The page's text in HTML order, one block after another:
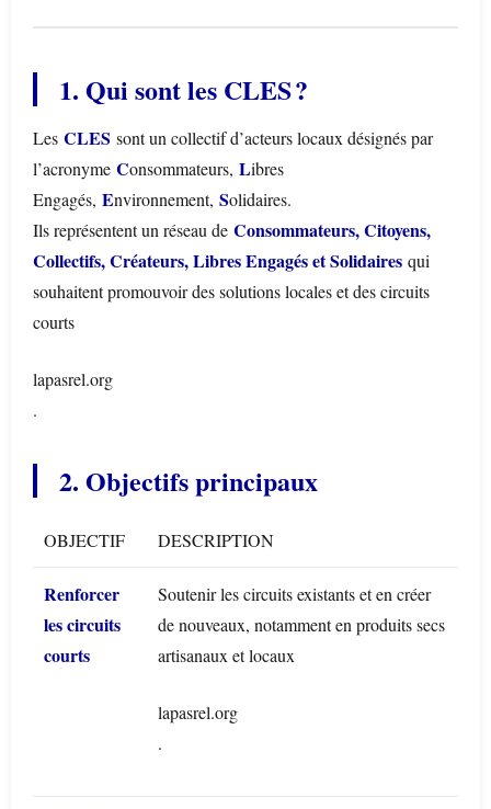
1. Qui sont les CLES ?
Les CLES sont un collectif d’acteurs locaux désignés par
l’acronyme Consommateurs, Libres
Engagés, Environnement, Solidaires.
Ils représentent un réseau de Consommateurs, Citoyens,
Collectifs, Créateurs, Libres Engagés et Solidaires qui
souhaitent promouvoir des solutions locales et des circuits
courts
lapasrel.org
.
2. Objectifs principaux
OBJECTIF DESCRIPTION
Renforcer
les circuits
courts
Soutenir les circuits existants et en créer
de nouveaux, notamment en produits secs
artisanaux et locaux
lapasrel.org
.